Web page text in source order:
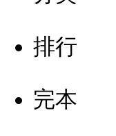
排行
完本